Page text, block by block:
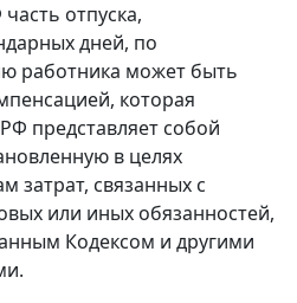
отпуска,
дней, по
работника может быть
которая
представляет собой
в целях
затрат, связанных с
или иных обязанностей,
Кодексом и другими